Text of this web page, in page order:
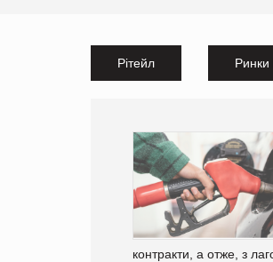
Рітейл Ринки
контракти, а отже, з